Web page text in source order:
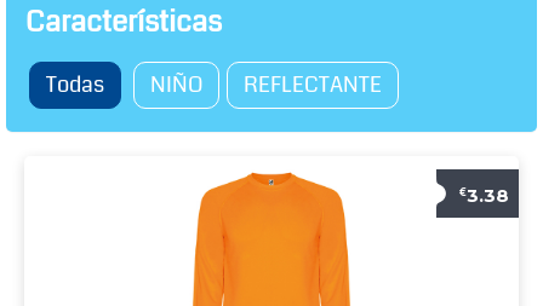
Características
Todas NIÑO REFLECTANTE
€3.38